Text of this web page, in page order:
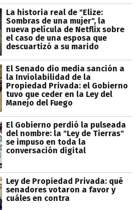
La historia real de "Elize:
Sombras de una mujer", la
nueva película de Netflix sobre
el caso de una esposa que
descuartizó a su marido
El Senado dio media sanción a
la Inviolabilidad de la
Propiedad Privada: el Gobierno
tuvo que ceder en la Ley del
Manejo del Fuego
El Gobierno perdió la pulseada
del nombre: la "Ley de Tierras"
se impuso en toda la
conversación digital
Ley de Propiedad Privada: qué
senadores votaron a favor y
cuáles en contra